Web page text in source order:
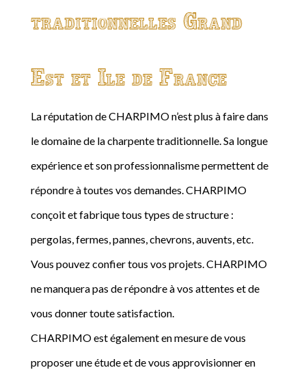
traditionnelles Grand
Est et Ile de France
La réputation de CHARPIMO n’est plus à faire dans
le domaine de la charpente traditionnelle. Sa longue
expérience et son professionnalisme permettent de
répondre à toutes vos demandes. CHARPIMO
conçoit et fabrique tous types de structure :
pergolas, fermes, pannes, chevrons, auvents, etc.
Vous pouvez confier tous vos projets. CHARPIMO
ne manquera pas de répondre à vos attentes et de
vous donner toute satisfaction.
CHARPIMO est également en mesure de vous
proposer une étude et de vous approvisionner en